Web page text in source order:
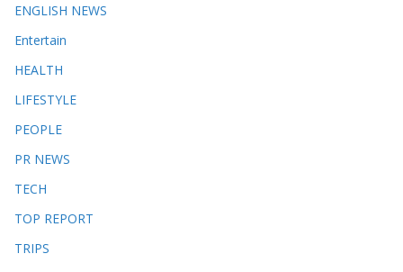
ENGLISH​ NEWS
Entertain
HEALTH
LIFESTYLE
PEOPLE
PR NEWS
TECH
TOP REPORT
TRIPS